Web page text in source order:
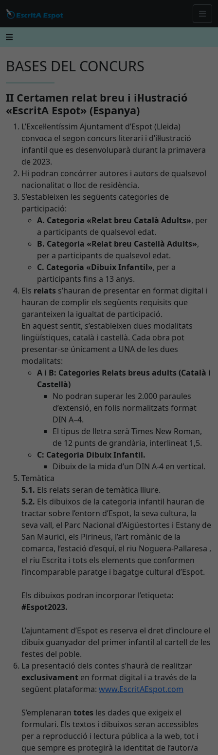
BASES DEL CONCURS
II Certamen relat breu i il·lustració
«EscritA Espot» (Espanya)
L’Excel·lentíssim Ajuntament d’Espot (Lleida)
convoca el segon concurs literari i d’il·lustració
infantil que es desenvoluparà durant la primavera
de 2023.
Hi podran concórrer autores i autors de qualsevol
nacionalitat o lloc de residència.
S’estableixen les següents categories de
participació:
A. Categoria «Relat breu Català Adults», per
a participants de qualsevol edat.
B. Categoria «Relat breu Castellà Adults»,
per a participants de qualsevol edat.
C. Categoria «Dibuix Infantil», per a
participants fins a 13 anys.
Els relats s’hauran de presentar en format digital i
hauran de complir els següents requisits que
garanteixen la igualtat de participació.
En aquest sentit, s’estableixen dues modalitats
lingüístiques, català i castellà. Cada obra pot
presentar-se únicament a UNA de les dues
modalitats:
A i B: Categories Relats breus adults (Català i
Castellà)
No podran superar les 2.000 paraules
d’extensió, en folis normalitzats format
DIN A–4.
El tipus de lletra serà Times New Roman,
de 12 punts de grandària, interlineat 1,5.
C: Categoria Dibuix Infantil.
Dibuix de la mida d’un DIN A-4 en vertical.
Temàtica
5.1. Els relats seran de temàtica lliure.
5.2. Els dibuixos de la categoria infantil hauran de
tractar sobre l’entorn d’Espot, la seva cultura, la
seva vall, el Parc Nacional d’Aigüestortes i Estany de
San Maurici, els Pirineus, l’art romànic de la
comarca, l’estació d’esquí, el riu Noguera-Pallaresa ,
el riu Escrita i tots els elements que conformen
l’incomparable paratge i bagatge cultural d’Espot.
Els dibuixos podran incorporar l’etiqueta:
#Espot2023.
L’ajuntament d’Espot es reserva el dret d’incloure el
dibuix guanyador del primer infantil al cartell de les
festes del poble.
La presentació dels contes s’haurà de realitzar
exclusivament en format digital i a través de la
següent plataforma: www.EscritAEspot.com
S’emplenaran totes les dades que exigeix el
formulari. Els textos i dibuixos seran accessibles
per a reproducció i lectura pública a la web, tot i
que sempre es protegirà la identitat de l’autor/a